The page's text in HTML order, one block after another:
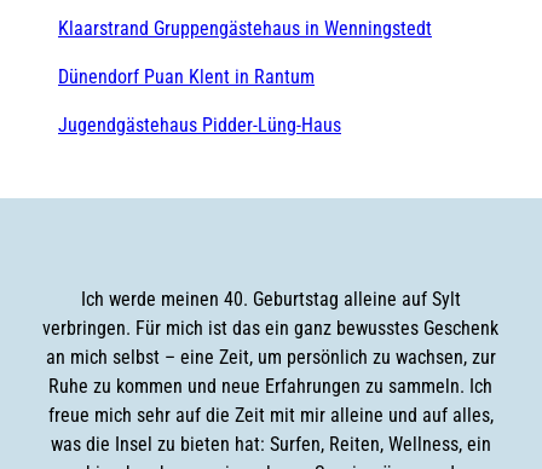
Klaarstrand Gruppengästehaus in Wenningstedt
Dünendorf Puan Klent in Rantum
Jugendgästehaus Pidder-Lüng-Haus
Ich werde meinen 40. Geburtstag alleine auf Sylt
verbringen. Für mich ist das ein ganz bewusstes Geschenk
an mich selbst – eine Zeit, um persönlich zu wachsen, zur
Ruhe zu kommen und neue Erfahrungen zu sammeln. Ich
freue mich sehr auf die Zeit mit mir alleine und auf alles,
was die Insel zu bieten hat: Surfen, Reiten, Wellness, ein